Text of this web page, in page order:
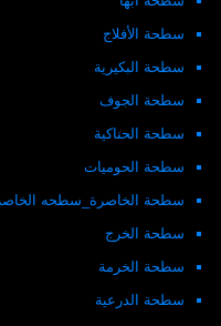
سطحة الأفلاج
سطحة البكيرية
سطحة الجوف
سطحة الحناكية
سطحة الحوميات
سطحة الخاصرة_سطحه
سطحة الخرج
سطحة الخرمة
سطحة الدرعية